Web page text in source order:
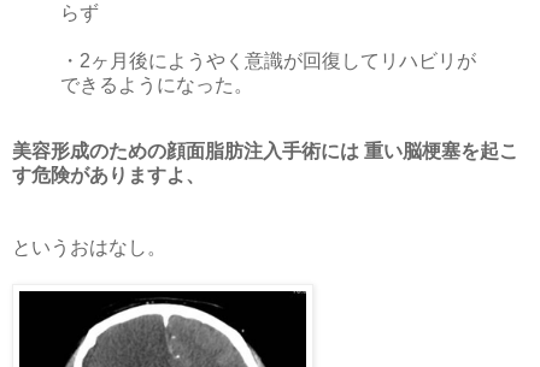
らず
・2ヶ月後にようやく意識が回復してリハビリが
できるようになった。
美容形成のための顔面脂肪注入手術には 重い脳梗塞を起こ
す危険がありますよ、
というおはなし。